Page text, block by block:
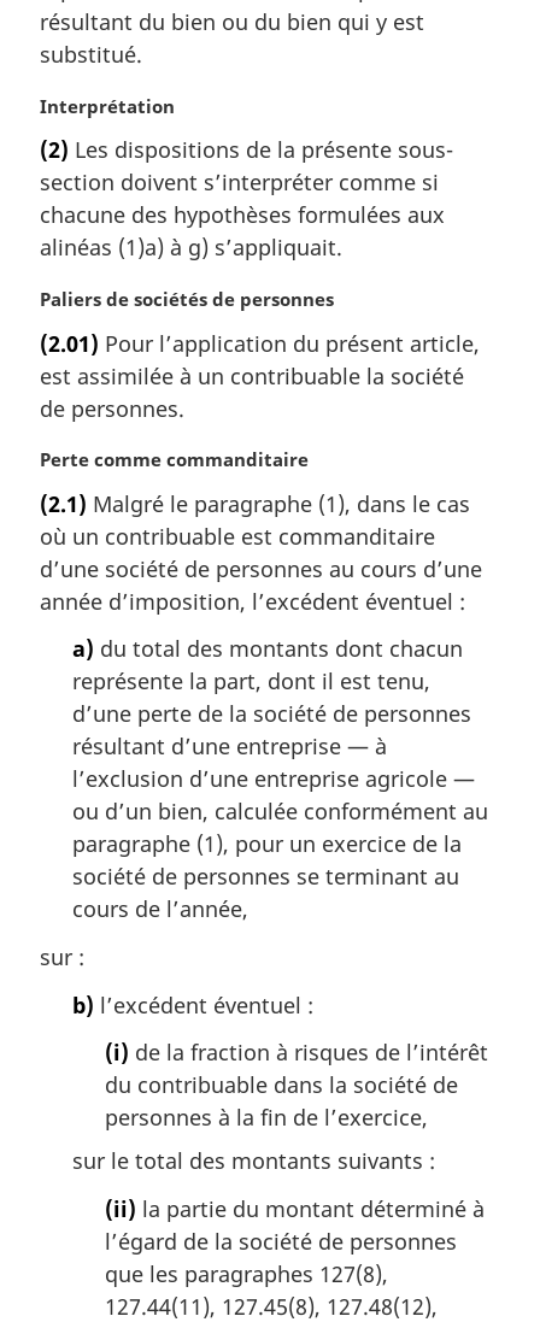
résultant du bien ou du bien qui y est
substitué.
N
t
e
m
a
g
n
a
e
:
Interprétation
(2) Les dispositions de la présente sous-
section doivent s’interpréter comme si
chacune des hypothèses formulées aux
alinéas (1)a) à g) s’appliquait.
N
t
e
m
r
i
n
a
e
Paliers de sociétés de personnes
(2.01) Pour l’application du présent article,
est assimilée à un contribuable la société
de personnes.
N
t
e
m
a
Perte comme commanditaire
(2.1) Malgré le paragraphe (1), dans le cas
où un contribuable est commanditaire
d’une société de personnes au cours d’une
année d’imposition, l’excédent éventuel :
a) du total des montants dont chacun
représente la part, dont il est tenu,
d’une perte de la société de personnes
résultant d’une entreprise — à
l’exclusion d’une entreprise agricole —
ou d’un bien, calculée conformément au
paragraphe (1), pour un exercice de la
société de personnes se terminant au
cours de l’année,
sur :
b) l’excédent éventuel :
(i) de la fraction à risques de l’intérêt
du contribuable dans la société de
personnes à la fin de l’exercice,
sur le total des montants suivants :
(ii) la partie du montant déterminé à
l’égard de la société de personnes
que les paragraphes 127(8),
127.44(11), 127.45(8), 127.48(12),